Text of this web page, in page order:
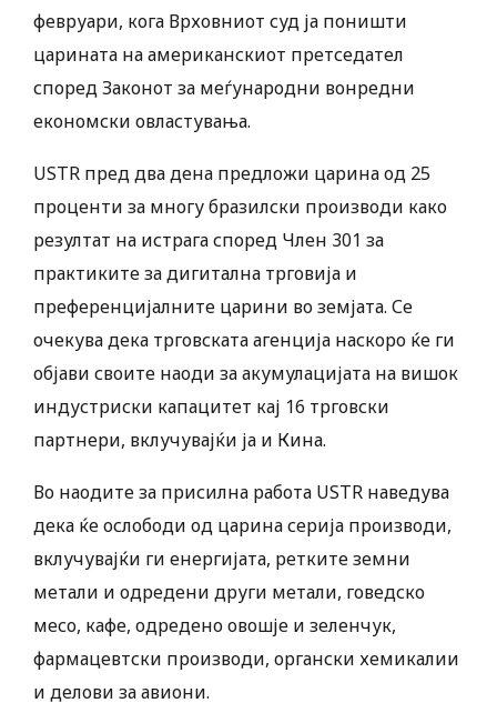
февруари, кога Врховниот суд ја поништи
царината на американскиот претседател
според Законот за меѓународни вонредни
економски овластувања.
USTR пред два дена предложи царина од 25
проценти за многу бразилски производи како
резултат на истрага според Член 301 за
практиките за дигитална трговија и
преференцијалните царини во земјата. Се
очекува дека трговската агенција наскоро ќе ги
објави своите наоди за акумулацијата на вишок
индустриски капацитет кај 16 трговски
партнери, вклучувајќи ја и Кина.
Во наодите за присилна работа USTR наведува
дека ќе ослободи од царина серија производи,
вклучувајќи ги енергијата, ретките земни
метали и одредени други метали, говедско
месо, кафе, одредено овошје и зеленчук,
фармацевтски производи, органски хемикалии
и делови за авиони.